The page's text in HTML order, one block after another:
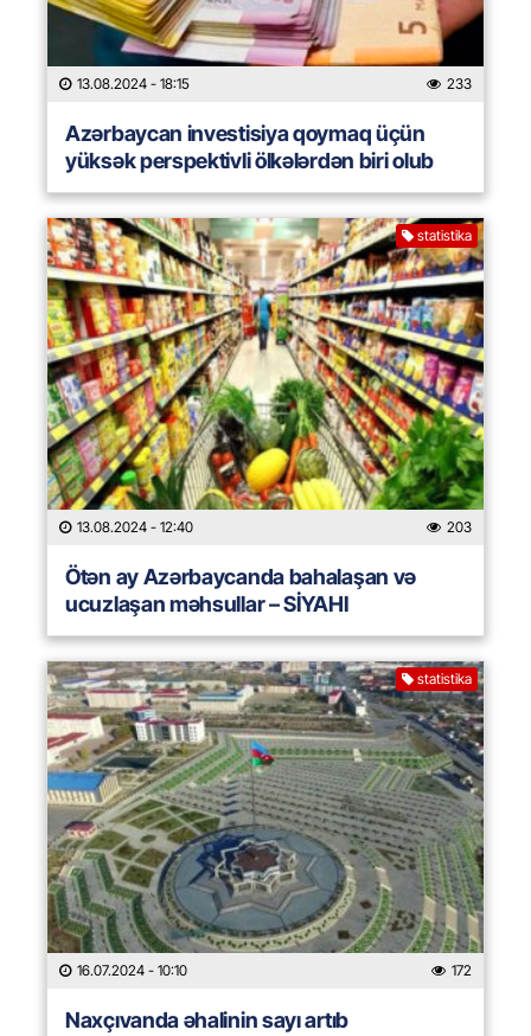
13.08.2024 - 18:15 233
Azərbaycan investisiya qoymaq üçün
yüksək perspektivli ölkələrdən biri olub
statistika
13.08.2024 - 12:40 203
Ötən ay Azərbaycanda bahalaşan və
ucuzlaşan məhsullar – SİYAHI
statistika
16.07.2024 - 10:10 172
Naxçıvanda əhalinin sayı artıb